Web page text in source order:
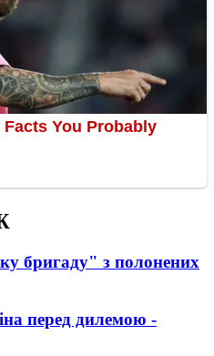
бригаду" з полонених
перед дилемою -